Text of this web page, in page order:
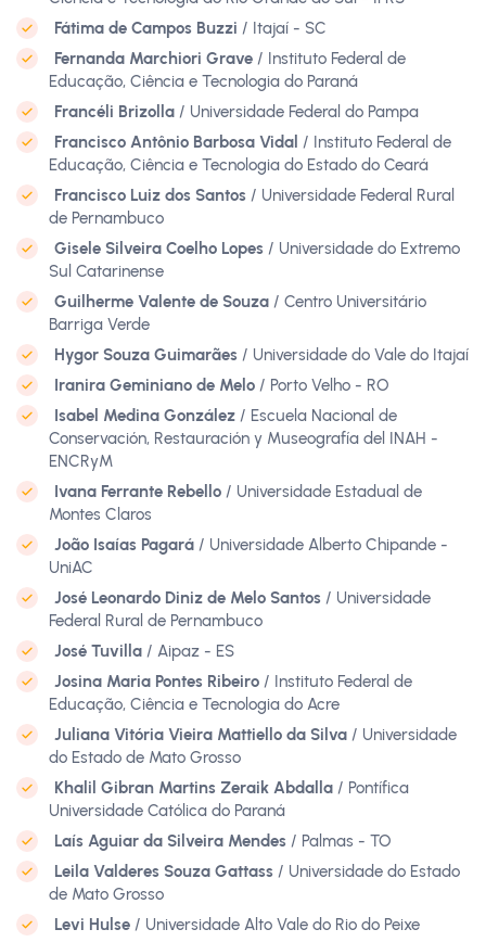
Fátima de Campos Buzzi / Itajaí - SC
Fernanda Marchiori Grave / Instituto Federal de
Educação, Ciência e Tecnologia do Paraná
Francéli Brizolla / Universidade Federal do Pampa
Francisco Antônio Barbosa Vidal / Instituto Federal de
Educação, Ciência e Tecnologia do Estado do Ceará
Francisco Luiz dos Santos / Universidade Federal Rural
de Pernambuco
Gisele Silveira Coelho Lopes / Universidade do Extremo
Sul Catarinense
Guilherme Valente de Souza / Centro Universitário
Barriga Verde
Hygor Souza Guimarães / Universidade do Vale do Itajaí
Iranira Geminiano de Melo / Porto Velho - RO
Isabel Medina González / Escuela Nacional de
Conservación, Restauración y Museografía del INAH -
ENCRyM
Ivana Ferrante Rebello / Universidade Estadual de
Montes Claros
João Isaías Pagará / Universidade Alberto Chipande -
UniAC
José Leonardo Diniz de Melo Santos / Universidade
Federal Rural de Pernambuco
José Tuvilla / Aipaz - ES
Josina Maria Pontes Ribeiro / Instituto Federal de
Educação, Ciência e Tecnologia do Acre
Juliana Vitória Vieira Mattiello da Silva / Universidade
do Estado de Mato Grosso
Khalil Gibran Martins Zeraik Abdalla / Pontífica
Universidade Católica do Paraná
Laís Aguiar da Silveira Mendes / Palmas - TO
Leila Valderes Souza Gattass / Universidade do Estado
de Mato Grosso
Levi Hulse / Universidade Alto Vale do Rio do Peixe